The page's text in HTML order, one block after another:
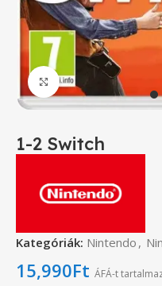
Click to enlarge
1-2 Switch
Kategóriák: Nintendo ,
15,990Ft ÁFÁ-t